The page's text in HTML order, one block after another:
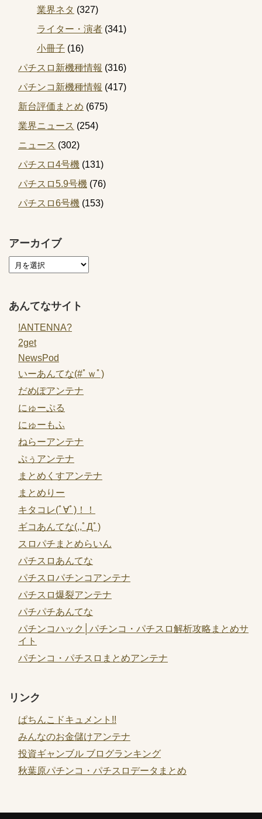
業界ネタ (327)
ライター・演者 (341)
小冊子 (16)
パチスロ新機種情報 (316)
パチンコ新機種情報 (417)
新台評価まとめ (675)
業界ニュース (254)
ニュース (302)
パチスロ4号機 (131)
パチスロ5.9号機 (76)
パチスロ6号機 (153)
アーカイブ
あんてなサイト
!ANTENNA?
2get
NewsPod
いーあんてな(#ﾟｗﾟ)
だめぽアンテナ
にゅーぷる
にゅーもふ
ねらーアンテナ
ぷぅアンテナ
まとめくすアンテナ
まとめりー
キタコレ(ﾟ∀ﾟ)！！
ギコあんてな(,,ﾟДﾟ)
スロパチまとめらいん
パチスロあんてな
パチスロパチンコアンテナ
パチスロ爆裂アンテナ
パチパチあんてな
パチンコハック│パチンコ・パチスロ解析攻略まとめサ
イト
パチンコ・パチスロまとめアンテナ
リンク
ぱちんこドキュメント!!
みんなのお金儲けアンテナ
投資ギャンブル ブログランキング
秋葉原パチンコ・パチスロデータまとめ